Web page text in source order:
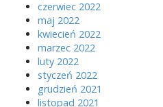
czerwiec 2022
maj 2022
kwiecień 2022
marzec 2022
luty 2022
styczeń 2022
grudzień 2021
listopad 2021